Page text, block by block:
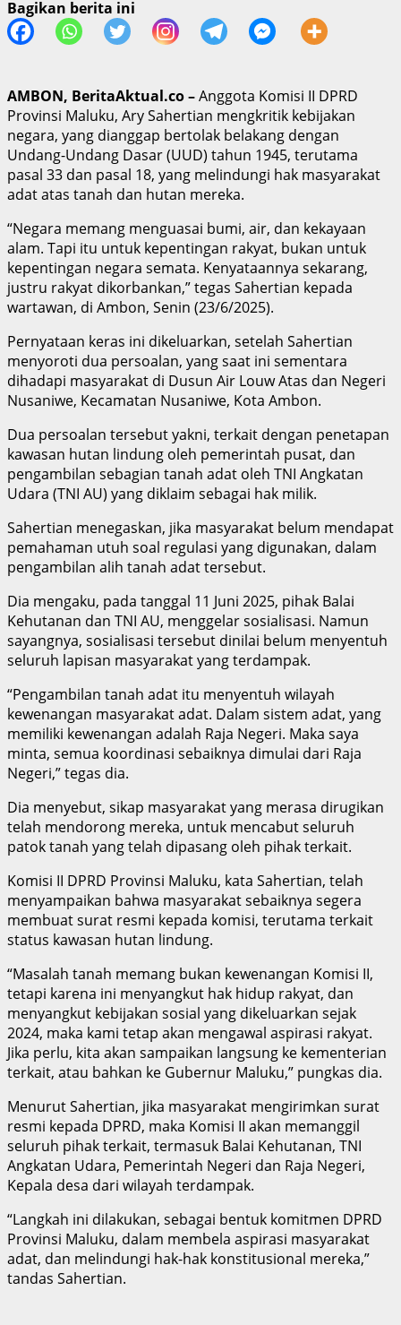
Bagikan berita ini
AMBON, BeritaAktual.co –Anggota Komisi II DPRD
Provinsi Maluku, Ary Sahertian mengkritik kebijakan
negara, yang dianggap bertolak belakang dengan
Undang-Undang Dasar (UUD) tahun 1945, terutama
pasal 33 dan pasal 18, yang melindungi hak masyarakat
adat atas tanah dan hutan mereka.
“Negara memang menguasai bumi, air, dan kekayaan
alam. Tapi itu untuk kepentingan rakyat, bukan untuk
kepentingan negara semata. Kenyataannya sekarang,
justru rakyat dikorbankan,” tegas Sahertian kepada
wartawan, di Ambon, Senin (23/6/2025).
Pernyataan keras ini dikeluarkan, setelah Sahertian
menyoroti dua persoalan, yang saat ini sementara
dihadapi masyarakat di Dusun Air Louw Atas dan Negeri
Nusaniwe, Kecamatan Nusaniwe, Kota Ambon.
Dua persoalan tersebut yakni, terkait dengan penetapan
kawasan hutan lindung oleh pemerintah pusat, dan
pengambilan sebagian tanah adat oleh TNI Angkatan
Udara (TNI AU) yang diklaim sebagai hak milik.
Sahertian menegaskan, jika masyarakat belum mendapat
pemahaman utuh soal regulasi yang digunakan, dalam
pengambilan alih tanah adat tersebut.
Dia mengaku, pada tanggal 11 Juni 2025, pihak Balai
Kehutanan dan TNI AU, menggelar sosialisasi. Namun
sayangnya, sosialisasi tersebut dinilai belum menyentuh
seluruh lapisan masyarakat yang terdampak.
“Pengambilan tanah adat itu menyentuh wilayah
kewenangan masyarakat adat. Dalam sistem adat, yang
memiliki kewenangan adalah Raja Negeri. Maka saya
minta, semua koordinasi sebaiknya dimulai dari Raja
Negeri,” tegas dia.
Dia menyebut, sikap masyarakat yang merasa dirugikan
telah mendorong mereka, untuk mencabut seluruh
patok tanah yang telah dipasang oleh pihak terkait.
Komisi II DPRD Provinsi Maluku, kata Sahertian, telah
menyampaikan bahwa masyarakat sebaiknya segera
membuat surat resmi kepada komisi, terutama terkait
status kawasan hutan lindung.
“Masalah tanah memang bukan kewenangan Komisi II,
tetapi karena ini menyangkut hak hidup rakyat, dan
menyangkut kebijakan sosial yang dikeluarkan sejak
2024, maka kami tetap akan mengawal aspirasi rakyat.
Jika perlu, kita akan sampaikan langsung ke kementerian
terkait, atau bahkan ke Gubernur Maluku,” pungkas dia.
Menurut Sahertian, jika masyarakat mengirimkan surat
resmi kepada DPRD, maka Komisi II akan memanggil
seluruh pihak terkait, termasuk Balai Kehutanan, TNI
Angkatan Udara, Pemerintah Negeri dan Raja Negeri,
Kepala desa dari wilayah terdampak.
“Langkah ini dilakukan, sebagai bentuk komitmen DPRD
Provinsi Maluku, dalam membela aspirasi masyarakat
adat, dan melindungi hak-hak konstitusional mereka,”
tandas Sahertian.